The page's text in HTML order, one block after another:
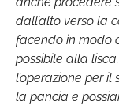
dall’alto verso la
facendo in modo
possibile alla
l’operazione per
la pancia e